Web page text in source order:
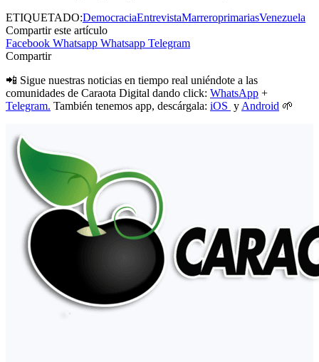
ETIQUETADO:DemocraciaEntrevistaMarreroprimariasVenezuela
Compartir este artículo
Facebook Whatsapp Whatsapp Telegram
Compartir
📲 Sigue nuestras noticias en tiempo real uniéndote a las
comunidades de Caraota Digital dando click: WhatsApp +
Telegram. También tenemos app, descárgala: iOS y Android 🌱